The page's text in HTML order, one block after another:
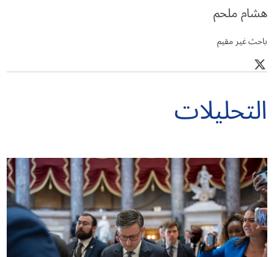
هشام ملحم
باحث غير مقيم
التحليلات